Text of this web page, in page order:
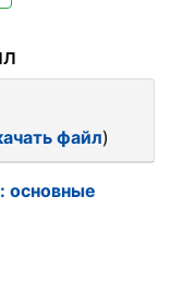
файл)
основные